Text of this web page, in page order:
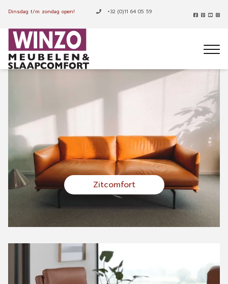
Dinsdag t/m zondag open! +32 (0)11 64 05 59
Bekijk onze collectie
Zitcomfort